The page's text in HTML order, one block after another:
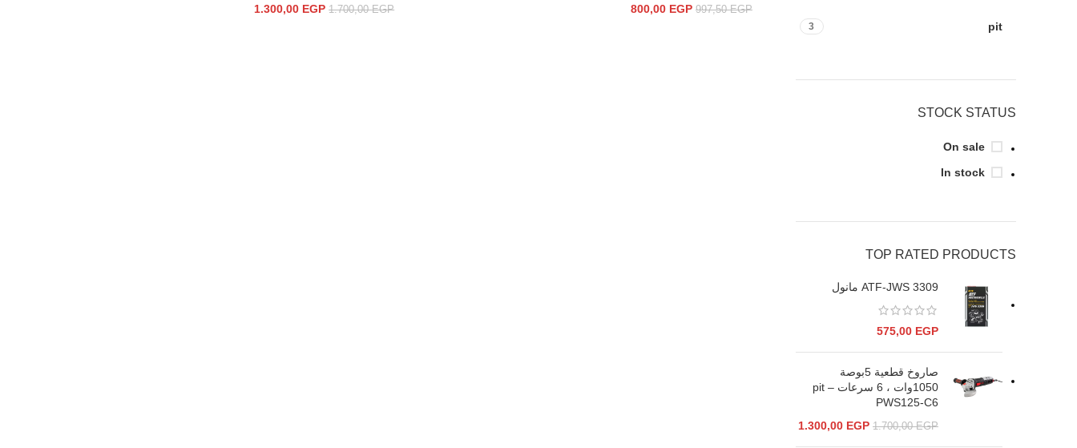
pit
3
STOCK STATUS
On sale
In stock
TOP RATED PRODUCTS
ATF-JWS 3309 مانول
575,00 EGP
صاروخ قطعية 5بوصة
1050وات ، 6 سرعات – pit
PWS125-C6
1.700,00EGP
1.300,00 EGP
997,50EGP
800,00 EGP
1.700,00EGP
1.300,00 EGP